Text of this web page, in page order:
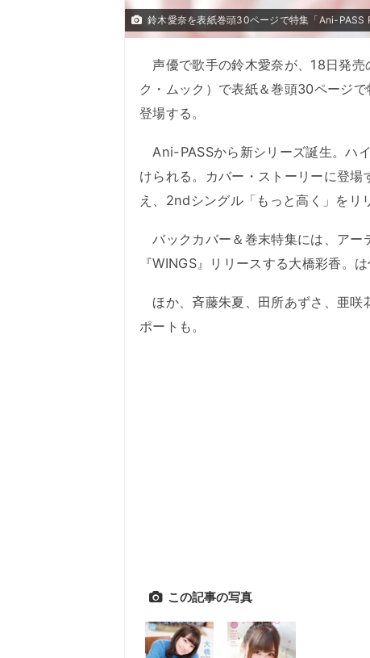
鈴木愛奈を表紙巻頭30ページで特集「Ani-PASS
声優で歌手の鈴木愛奈が、18日発
ク・ムック）で表紙＆巻頭30ページ
登場する。
Ani-PASSから新シリーズ誕生。ハ
けられる。カバー・ストーリーに登
え、2ndシングル「もっと高く」をリ
バックカバー＆巻末特集には、アー
『WINGS』リリースする大橋彩香。
ほか、斉藤朱夏、田所あずさ、亜咲
ポートも。
この記事の写真